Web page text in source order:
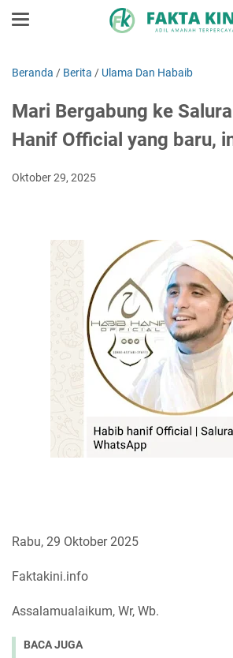
Beranda / Berita / Ulama Dan Habaib
Mari Bergabung ke
Hanif Official yang baru,
Oktober 29, 2025
Rabu, 29 Oktober 2025
Faktakini.info
Assalamualaikum, Wr, Wb.
BACA JUGA